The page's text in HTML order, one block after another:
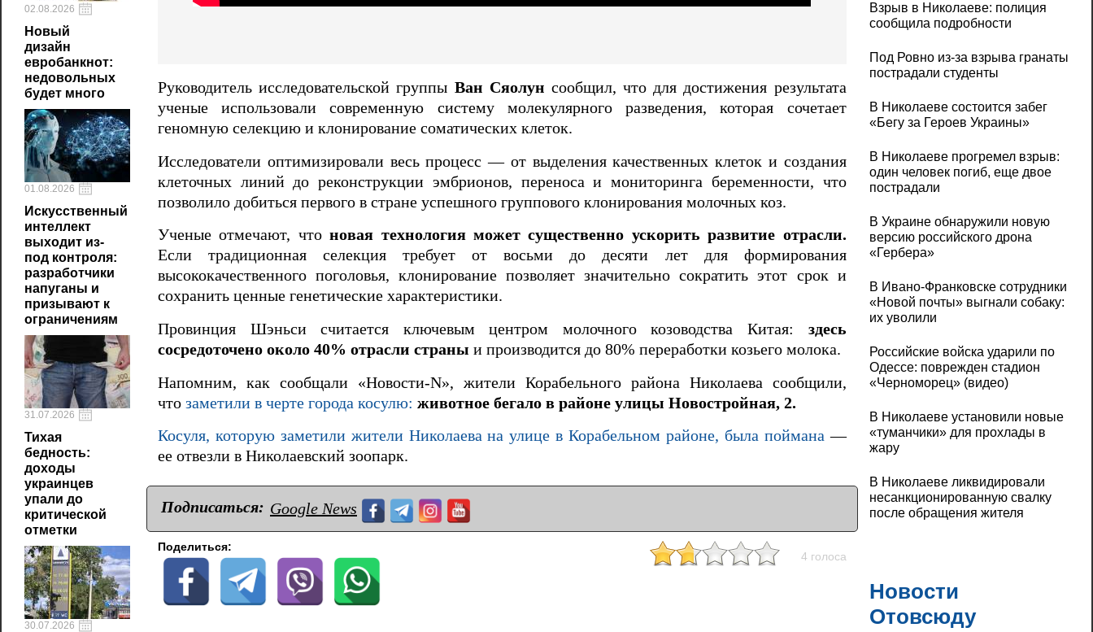
02.08.2026
Новый
дизайн
евробанкнот:
недовольных
будет много
01.08.2026
Искусственный
интеллект
выходит из-
под контроля:
разработчики
напуганы и
призывают к
ограничениям
31.07.2026
Тихая
бедность:
доходы
украинцев
упали до
критической
отметки
30.07.2026
Руководитель исследовательской группы Ван Сяолун сообщил, что для достижения результата
ученые использовали современную систему молекулярного разведения, которая сочетает
геномную селекцию и клонирование соматических клеток.
Исследователи оптимизировали весь процесс — от выделения качественных клеток и создания
клеточных линий до реконструкции эмбрионов, переноса и мониторинга беременности, что
позволило добиться первого в стране успешного группового клонирования молочных коз.
Ученые отмечают, чтоновая технология может существенно ускорить развитие отрасли.
Если традиционная селекция требует от восьми до десяти лет для формирования
высококачественного поголовья, клонирование позволяет значительно сократить этот срок и
сохранить ценные генетические характеристики.
Провинция Шэньси считается ключевым центром молочного козоводства Китая: здесь
сосредоточено около 40% отрасли страны и производится до 80% переработки козьего молока.
Напомним, как сообщали «Новости-N», жители Корабельного района Николаева сообщили,
что заметили в черте города косулю: животное бегало в районе улицы Новостройная, 2.
Косуля, которую заметили жители Николаева на улице в Корабельном районе, была поймана—
ее отвезли в Николаевский зоопарк.
Подписаться: Google News
Поделиться:
4 голоса
Взрыв в Николаеве: полиция
сообщила подробности
Под Ровно из-за взрыва гранаты
пострадали студенты
В Николаеве состоится забег
«Бегу за Героев Украины»
В Николаеве прогремел взрыв:
один человек погиб, еще двое
пострадали
В Украине обнаружили новую
версию российского дрона
«Гербера»
В Ивано-Франковске сотрудники
«Новой почты» выгнали собаку:
их уволили
Российские войска ударили по
Одессе: поврежден стадион
«Черноморец» (видео)
В Николаеве установили новые
«туманчики» для прохлады в
жару
В Николаеве ликвидировали
несанкционированную свалку
после обращения жителя
Новости
Отовсюду